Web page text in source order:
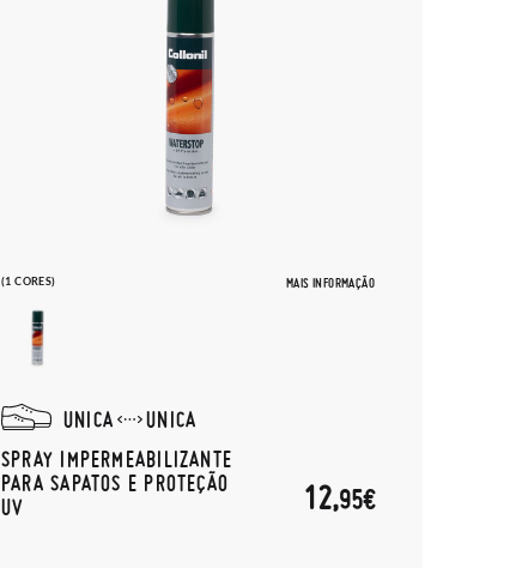
(1 CORES) MAIS INFORMAÇÃO
UNICA
UNICA
SPRAY IMPERMEABILIZANTE
PARA SAPATOS E PROTEÇÃO
UV
12,95€